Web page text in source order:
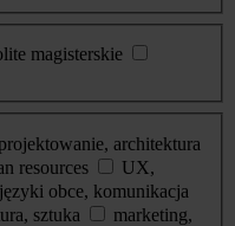
magisterskie
architektura
resources
UX,
języki obce, komunikacja
sztuka
marketing,